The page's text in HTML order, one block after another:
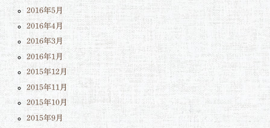
2016年5月
2016年4月
2016年3月
2016年1月
2015年12月
2015年11月
2015年10月
2015年9月